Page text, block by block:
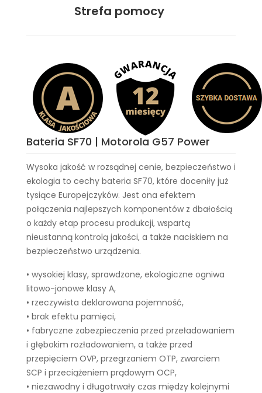
Strefa pomocy
Bateria SF70 | Motorola G57 Power
Wysoka jakość w rozsądnej cenie, bezpieczeństwo i
ekologia to cechy bateria SF70, które doceniły już
tysiące Europejczyków. Jest ona efektem
połączenia najlepszych komponentów z dbałością
o każdy etap procesu produkcji, wspartą
nieustanną kontrolą jakości, a także naciskiem na
bezpieczeństwo urządzenia.
• wysokiej klasy, sprawdzone, ekologiczne ogniwa
litowo-jonowe klasy A,
• rzeczywista deklarowana pojemność,
• brak efektu pamięci,
• fabryczne zabezpieczenia przed przeładowaniem
i głębokim rozładowaniem, a także przed
przepięciem OVP, przegrzaniem OTP, zwarciem
SCP i przeciążeniem prądowym OCP,
• niezawodny i długotrwały czas między kolejnymi